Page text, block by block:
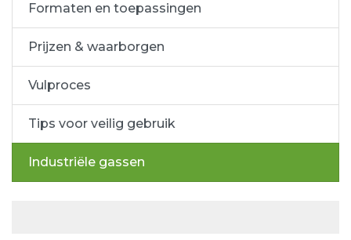
Formaten en toepassingen
Prijzen & waarborgen
Vulproces
Tips voor veilig gebruik
Industriële gassen